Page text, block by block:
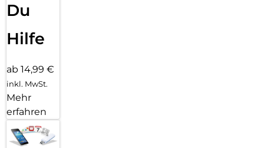
Du
Hilfe
ab 14,99 €
inkl. MwSt.
Mehr
erfahren